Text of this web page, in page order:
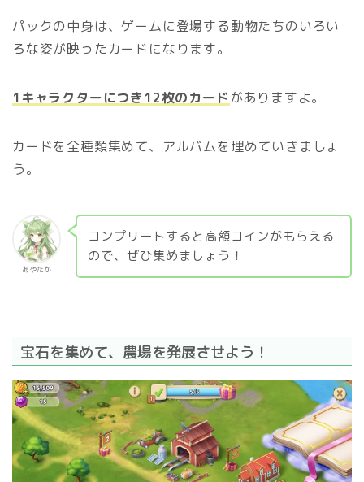
パックの中身は、ゲームに登場する動物たちのいろい
ろな姿が映ったカードになります。
1キャラクターにつき12枚のカード がありますよ。
カードを全種類集めて、アルバムを埋めていきましょ
う。
あやたか
コンプリートすると高額コインがもらえる
ので、ぜひ集めましょう！
宝石を集めて、農場を発展させよう！